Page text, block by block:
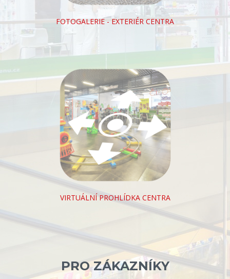
FOTOGALERIE - EXTERIÉR CENTRA
VIRTUÁLNÍ PROHLÍDKA CENTRA
PRO ZÁKAZNÍKY